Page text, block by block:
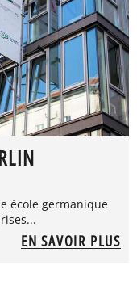
école germanique
EN SAVOIR PLUS